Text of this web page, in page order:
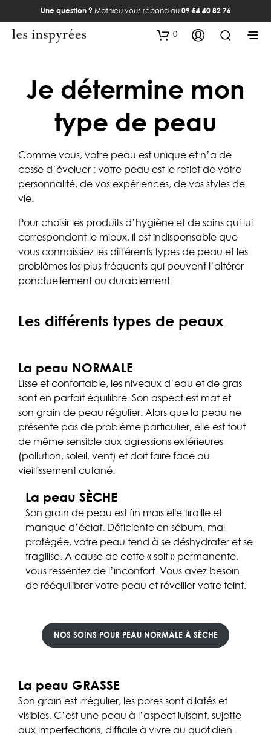
Une question ? Mathieu vous répond au 09 54 40 82 76
0
Je détermine mon
type de peau
Comme vous, votre peau est unique et n’a de
cesse d’évoluer : votre peau est le reflet de votre
personnalité, de vos expériences, de vos styles de
vie.
Pour choisir les produits d’hygiène et de soins qui lui
correspondent le mieux, il est indispensable que
vous connaissiez les différents types de peau et les
problèmes les plus fréquents qui peuvent l’altérer
ponctuellement ou durablement.
Les différents types de peaux
La peau NORMALE
Lisse et confortable, les niveaux d’eau et de gras
sont en parfait équilibre. Son aspect est mat et
son grain de peau régulier. Alors que la peau ne
présente pas de problème particulier, elle est tout
de même sensible aux agressions extérieures
(pollution, soleil, vent) et doit faire face au
vieillissement cutané.
La peau SÈCHE
Son grain de peau est fin mais elle tiraille et
manque d’éclat. Déficiente en sébum, mal
protégée, votre peau tend à se déshydrater et se
fragilise. A cause de cette « soif » permanente,
vous ressentez de l’inconfort. Vous avez besoin
de rééquilibrer votre peau et réveiller votre teint.
NOS SOINS POUR PEAU NORMALE À SÈCHE
La peau GRASSE
Son grain est irrégulier, les pores sont dilatés et
visibles. C’est une peau à l’aspect luisant, sujette
aux imperfections, difficile à vivre au quotidien.